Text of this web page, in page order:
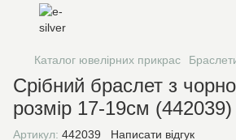
Каталог ювелірних прикрас
Срібний браслет з
розмір 17-19см (442039)
Артикул: 442039 Написати відгук